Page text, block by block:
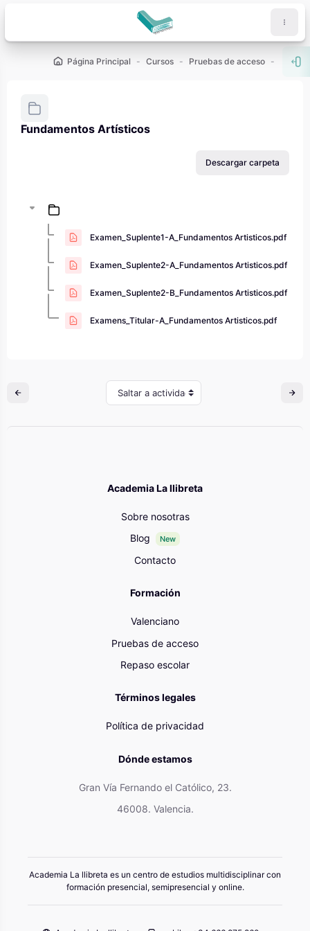
Página Principal Cursos Pruebas de acceso PAU -
Fundamentos Artísticos
Descargar carpeta
Examen_Suplente1-A_Fundamentos Artisticos.pdf
Examen_Suplente2-A_Fundamentos Artisticos.pdf
Examen_Suplente2-B_Fundamentos Artisticos.pdf
Examens_Titular-A_Fundamentos Artisticos.pdf
Saltar a actividad
Academia La llibreta
Sobre nosotras
Blog
New
Contacto
Formación
Valenciano
Pruebas de acceso
Repaso escolar
Términos legales
Política de privacidad
Dónde estamos
Gran Vía Fernando el Católico, 23.
46008. Valencia.
Academia La llibreta es un centro de estudios multidisciplinar con
formación presencial, semipresencial y online.